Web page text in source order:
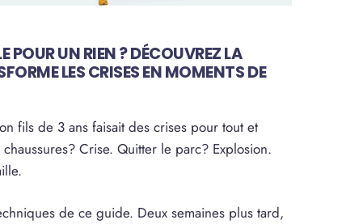
POUR UN RIEN ? DÉCOUVREZ LA
LES CRISES EN MOMENTS DE
fils de 3 ans faisait des crises pour tout et
Crise. Quitter le parc? Explosion.
de ce guide. Deux semaines plus tard,